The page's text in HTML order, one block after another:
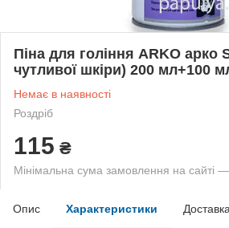
Піна для гоління ARKO арко
чутливої шкіри) 200
Немає в наявності
Роздріб
115 ₴
Мінімальна сума замовлення на сайті
Опис Характеристики Доставка